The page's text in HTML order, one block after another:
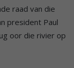
raad van die
president Paul
oor die rivier op